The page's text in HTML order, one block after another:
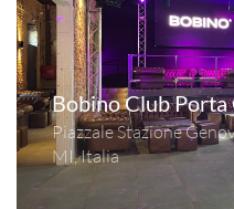
Bobino Club Porta
Piazzale Stazione
MI, Italia